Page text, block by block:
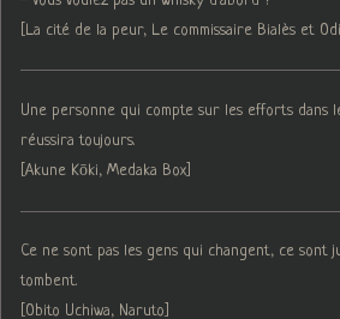
[La cité de la peur, Le commissaire Bialès et
Une personne qui compte sur les efforts dans
réussira toujours.
[Akune Kōki, Medaka Box]
Ce ne sont pas les gens qui changent, ce sont
tombent.
[Obito Uchiwa, Naruto]